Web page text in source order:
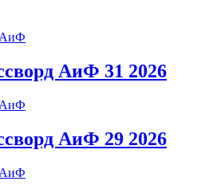
АиФ 31 2026
АиФ 29 2026